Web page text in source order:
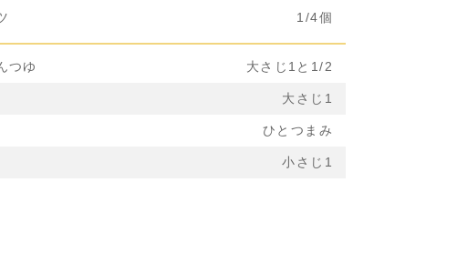
1/4個
つゆ 大さじ1と1/2
大さじ1
ひとつまみ
小さじ1